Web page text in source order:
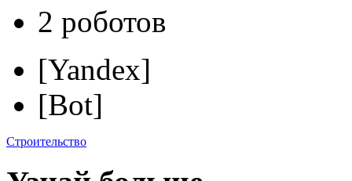
2 роботов
[Yandex]
[Bot]
Строительство